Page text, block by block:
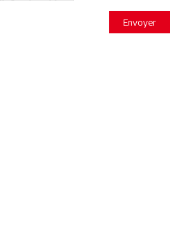
Envoyer